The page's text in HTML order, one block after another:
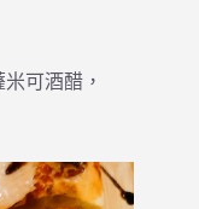
可酒醋，